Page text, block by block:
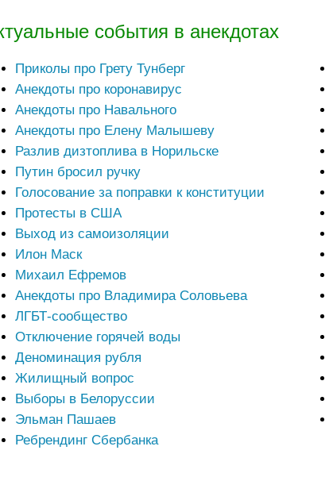
события в анекдотах
Приколы про Грету Тунберг
Анекдоты про коронавирус
Анекдоты про Навального
Анекдоты про Елену Малышеву
Разлив дизтоплива в Норильске
Путин бросил ручку
Голосование за поправки к конституции
Протесты в США
Выход из самоизоляции
Илон Маск
Михаил Ефремов
Анекдоты про Владимира Соловьева
ЛГБТ-сообщество
Отключение горячей воды
Деноминация рубля
Жилищный вопрос
Выборы в Белоруссии
Эльман Пашаев
Ребрендинг Сбербанка